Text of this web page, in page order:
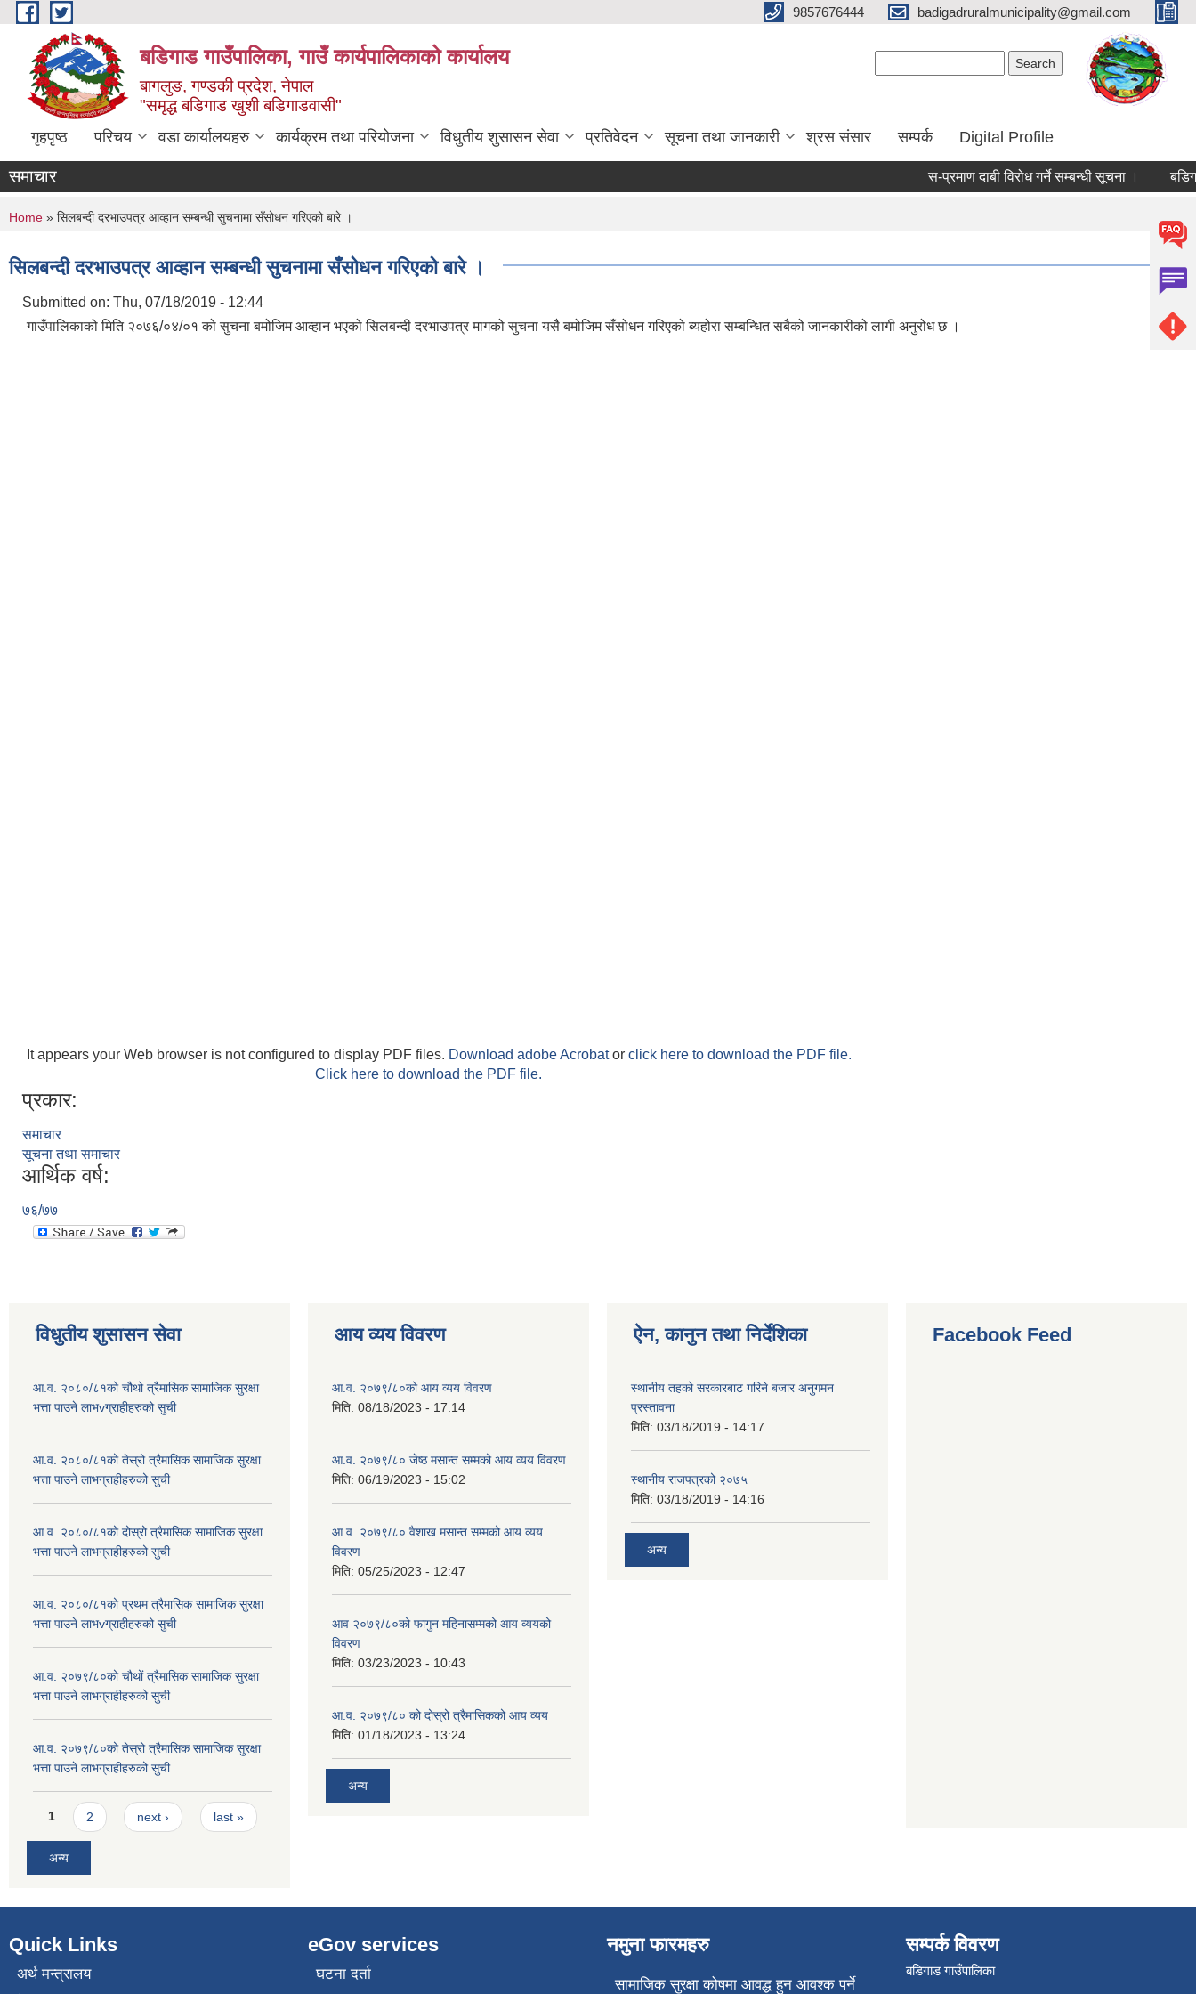
Skip to main content 9857676444 badigadruralmunicipality@gmail.com
बडिगाड गाउँपालिका, गाउँ कार्यपालिकाको कार्यालय
बागलुङ, गण्डकी प्रदेश, नेपाल
"समृद्ध बडिगाड खुशी बडिगाडवासी"
गृहपृष्ठ परिचय वडा कार्यालयहरु कार्यक्रम तथा परियोजना विधुतीय शुसासन सेवा प्रतिवेदन सूचना तथा जानकारी श्रस संसार सम्पर्क Digital Profile
समाचार स-प्रमाण दाबी विरोध गर्ने सम्बन्धी सूचना ।
You are here
Home » सिलबन्दी दरभाउपत्र आव्हान सम्बन्धी सुचनामा सँसोधन गरिएको बारे ।
सिलबन्दी दरभाउपत्र आव्हान सम्बन्धी सुचनामा सँसोधन गरिएको बारे ।
Submitted on: Thu, 07/18/2019 - 12:44
गाउँपालिकाको मिति २०७६/०४/०१ को सुचना बमोजिम आव्हान भएको सिलबन्दी दरभाउपत्र मागको सुचना यसै बमोजिम सँसोधन गरिएको ब्यहोरा सम्बन्धित सबैको जानकारीको लागी अनुरोध छ ।
It appears your Web browser is not configured to display PDF files. Download adobe Acrobator click here to download the PDF file.
Click here to download the PDF file.
प्रकार:
समाचार
सूचना तथा समाचार
आर्थिक वर्ष:
७६/७७
विधुतीय शुसासन सेवा
आ.व. २०८०/८१को चौथो त्रैमासिक सामाजिक सुरक्षा
भत्ता पाउने लाभvग्राहीहरुको सुची
आ.व. २०८०/८१को तेस्रो त्रैमासिक सामाजिक सुरक्षा
भत्ता पाउने लाभग्राहीहरुको सुची
आ.व. २०८०/८१को दोस्रो त्रैमासिक सामाजिक सुरक्षा
भत्ता पाउने लाभग्राहीहरुको सुची
आ.व. २०८०/८१को प्रथम त्रैमासिक सामाजिक सुरक्षा
भत्ता पाउने लाभvग्राहीहरुको सुची
आ.व. २०७९/८०को चौथों त्रैमासिक सामाजिक सुरक्षा
भत्ता पाउने लाभग्राहीहरुको सुची
आ.व. २०७९/८०को तेस्रो त्रैमासिक सामाजिक सुरक्षा
भत्ता पाउने लाभग्राहीहरुको सुची
Pages
1 2 next › last »
अन्य
आय व्यय विवरण
आ.व. २०७९/८०को आय व्यय विवरण
मिति: 08/18/2023 - 17:14
आ.व. २०७९/८० जेष्ठ मसान्त सम्मको आय व्यय विवरण
मिति: 06/19/2023 - 15:02
आ.व. २०७९/८० वैशाख मसान्त सम्मको आय व्यय
विवरण
मिति: 05/25/2023 - 12:47
आव २०७९/८०को फागुन महिनासम्मको आय व्ययको
विवरण
मिति: 03/23/2023 - 10:43
आ.व. २०७९/८० को दोस्रो त्रैमासिकको आय व्यय
मिति: 01/18/2023 - 13:24
अन्य
ऐन, कानुन तथा निर्देशिका
स्थानीय तहको सरकारबाट गरिने बजार अनुगमन
प्रस्तावना
मिति: 03/18/2019 - 14:17
स्थानीय राजपत्रको २०७५
मिति: 03/18/2019 - 14:16
अन्य
Facebook Feed
Quick Links
अर्थ मन्त्रालय
eGov services
घटना दर्ता
नमुना फारमहरु
सामाजिक सुरक्षा कोषमा आवद्ध हुन आवश्क पर्ने
सम्पर्क विवरण
बडिगाड गाउँपालिका